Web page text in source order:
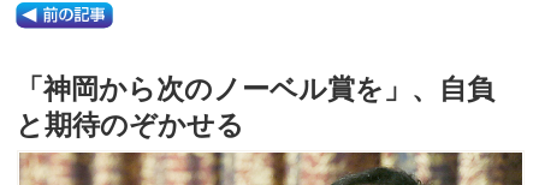
「神岡から次のノーベル賞を」、自負
と期待のぞかせる